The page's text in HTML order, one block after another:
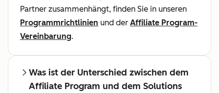
Partner zusammenhängt, finden Sie in unseren
Programmrichtlinien und der Affiliate Program-
Vereinbarung.
Was ist der Unterschied zwischen dem
Affiliate Program und dem Solutions